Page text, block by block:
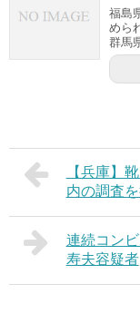
福島
めら
群馬
【兵庫】
内の調査
連続コン
寿夫容疑者